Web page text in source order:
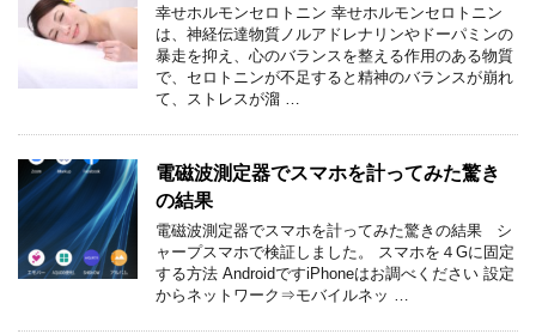
幸せホルモンセロトニン 幸せホルモンセロトニン
は、神経伝達物質ノルアドレナリンやドーパミンの
暴走を抑え、心のバランスを整える作用のある物質
で、セロトニンが不足すると精神のバランスが崩れ
て、ストレスが溜 …
電磁波測定器でスマホを計ってみた驚き
の結果
電磁波測定器でスマホを計ってみた驚きの結果 シ
ャープスマホで検証しました。 スマホを４Gに固定
する方法 AndroidですiPhoneはお調べください 設定
からネットワーク⇒モバイルネッ …